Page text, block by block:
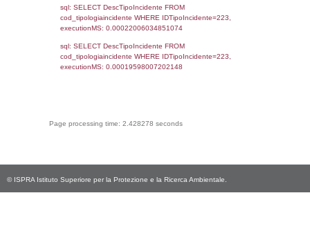
(f_territori_limitrofi.IDTipoTerritorio =
cod_territori_tipologia.IDTerritorioTP)
(((f_territori_limitrofi.IDNotifica)=255) AND
((f_territori_limitrofi.IDTipoTerritorio)=8)),
_limitrofi.DescAltro FROM
JOIN cod_territori_tipologia ON